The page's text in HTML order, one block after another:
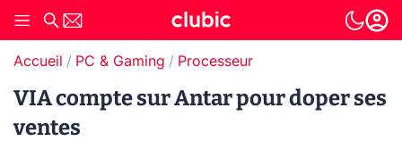
Accueil PC & Gaming Processeur
VIA compte sur Antar pour doper ses
ventes